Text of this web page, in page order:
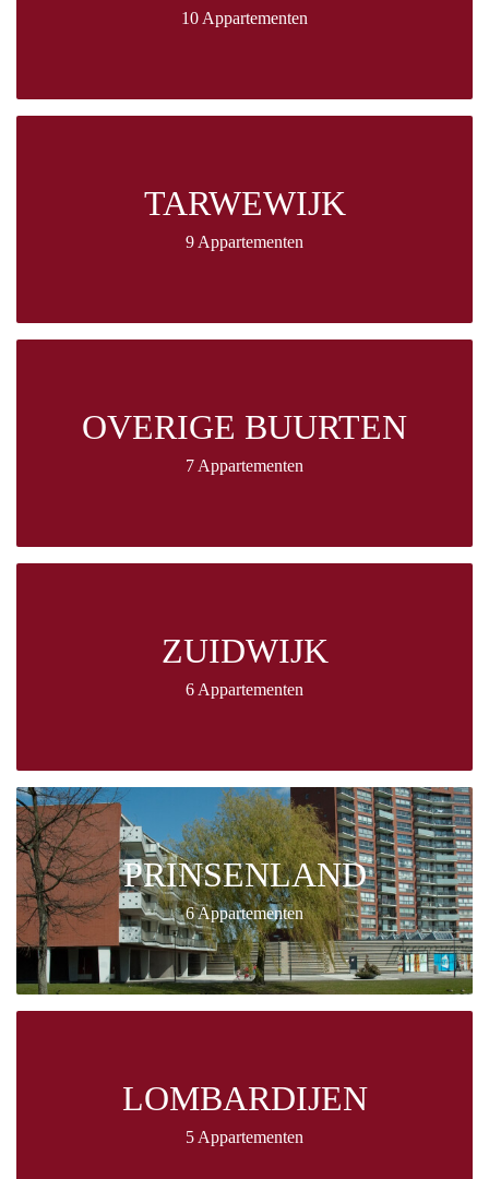
10 Appartementen
TARWEWIJK
9 Appartementen
OVERIGE BUURTEN
7 Appartementen
ZUIDWIJK
6 Appartementen
PRINSENLAND
6 Appartementen
LOMBARDIJEN
5 Appartementen